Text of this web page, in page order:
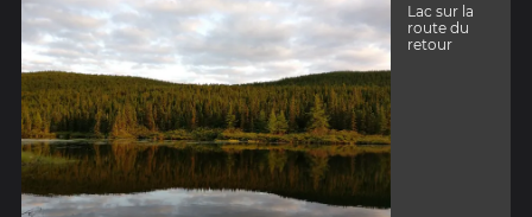
Lac sur la
route du
retour